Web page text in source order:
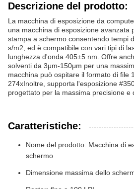
Descrizione del prodotto:
La macchina di esposizione da
una macchina di esposizione avanzata
stampa a schermo.consentendo tempi
s/m2, ed è compatibile con vari tipi di
lunghezza d'onda 405±5 nm. Offre
solventi da 3μm-150μm per una
macchina può ospitare il formato di file
274xInoltre, supporta l'esposizione
progettato per la massima precisione e
Caratteristiche:
Nome del prodotto: Macchina di
schermo
Dimensione massima dello